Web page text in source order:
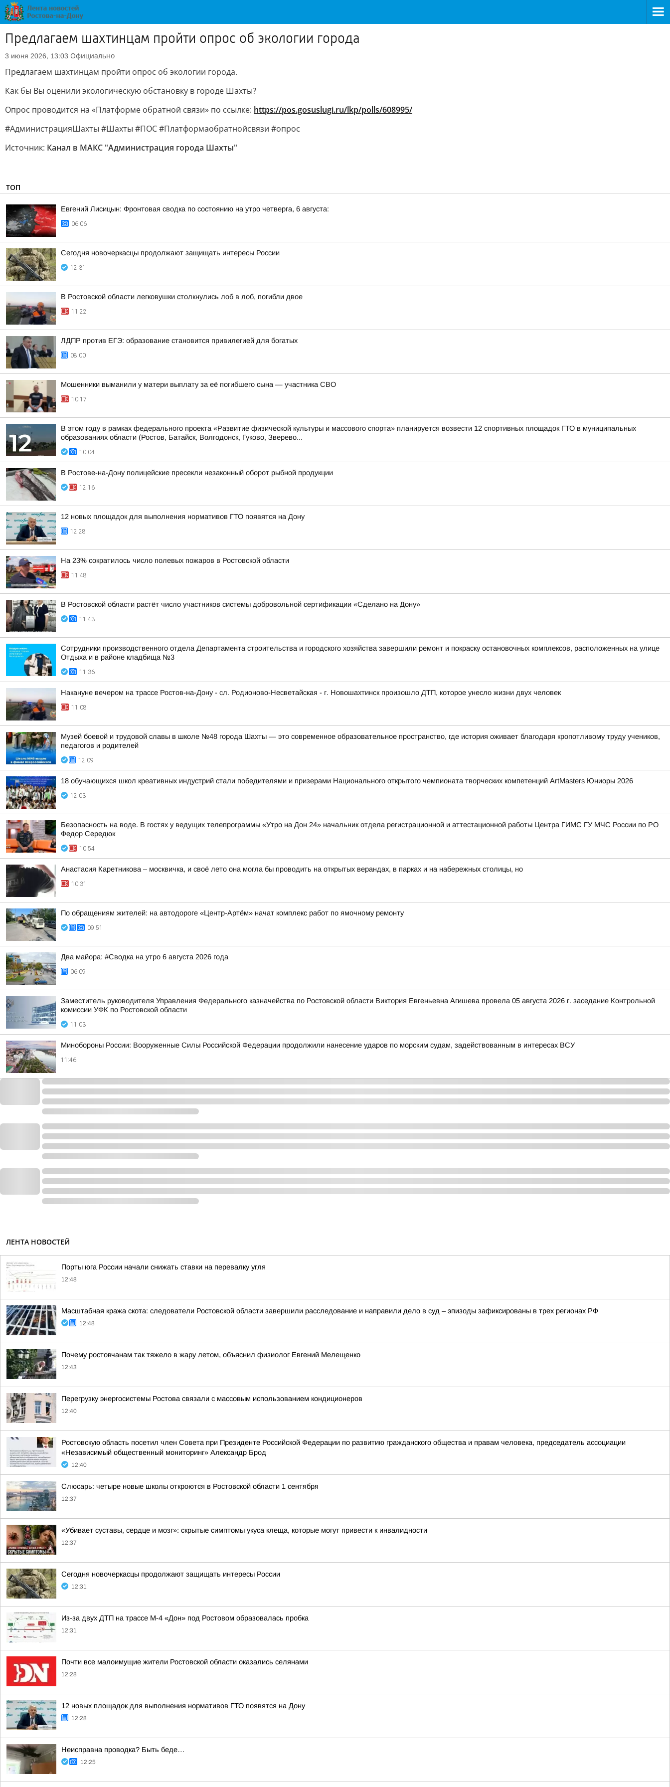
Предлагаем шахтинцам пройти опрос об экологии города
3 июня 2026, 13:03 Официально
Предлагаем шахтинцам пройти опрос об экологии города.
Как бы Вы оценили экологическую обстановку в городе Шахты?
Опрос проводится на «Платформе обратной связи» по ссылке: https://pos.gosuslugi.ru/lkp/polls/608995/
#АдминистрацияШахты #Шахты #ПОС #Платформаобратнойсвязи #опрос
Источник: Канал в МАКС "Администрация города Шахты"
ТОП
Евгений Лисицын: Фронтовая сводка по состоянию на утро четверга, 6 августа:
06:06
Сегодня новочеркасцы продолжают защищать интересы России
12:31
В Ростовской области легковушки столкнулись лоб в лоб, погибли двое
11:22
ЛДПР против ЕГЭ: образование становится привилегией для богатых
08:00
Мошенники выманили у матери выплату за её погибшего сына — участника СВО
10:17
В этом году в рамках федерального проекта «Развитие физической культуры и массового спорта» планируется возвести 12 спортивных площадок ГТО в муниципальных
образованиях области (Ростов, Батайск, Волгодонск, Гуково, Зверево...
10:04
В Ростове-на-Дону полицейские пресекли незаконный оборот рыбной продукции
12:16
12 новых площадок для выполнения нормативов ГТО появятся на Дону
12:28
На 23% сократилось число полевых пожаров в Ростовской области
11:48
В Ростовской области растёт число участников системы добровольной сертификации «Сделано на Дону»
11:43
Сотрудники производственного отдела Департамента строительства и городского хозяйства завершили ремонт и покраску остановочных комплексов, расположенных на улице
Отдыха и в районе кладбища №3
11:36
Накануне вечером на трассе Ростов-на-Дону - сл. Родионово-Несветайская - г. Новошахтинск произошло ДТП, которое унесло жизни двух человек
11:08
Музей боевой и трудовой славы в школе №48 города Шахты — это современное образовательное пространство, где история оживает благодаря кропотливому труду учеников,
педагогов и родителей
12:09
18 обучающихся школ креативных индустрий стали победителями и призерами Национального открытого чемпионата творческих компетенций ArtMasters Юниоры 2026
12:03
Безопасность на воде. В гостях у ведущих телепрограммы «Утро на Дон 24» начальник отдела регистрационной и аттестационной работы Центра ГИМС ГУ МЧС России по РО
Федор Середюк
10:54
Анастасия Каретникова – москвичка, и своё лето она могла бы проводить на открытых верандах, в парках и на набережных столицы, но
10:31
По обращениям жителей: на автодороге «Центр-Артём» начат комплекс работ по ямочному ремонту
09:51
Два майора: #Сводка на утро 6 августа 2026 года
06:09
Заместитель руководителя Управления Федерального казначейства по Ростовской области Виктория Евгеньевна Агишева провела 05 августа 2026 г. заседание Контрольной
комиссии УФК по Ростовской области
11:03
Минобороны России: Вооруженные Силы Российской Федерации продолжили нанесение ударов по морским судам, задействованным в интересах ВСУ
11:46
ЛЕНТА НОВОСТЕЙ
Порты юга России начали снижать ставки на перевалку угля
12:48
Масштабная кража скота: следователи Ростовской области завершили расследование и направили дело в суд – эпизоды зафиксированы в трех регионах РФ
12:48
Почему ростовчанам так тяжело в жару летом, объяснил физиолог Евгений Мелещенко
12:43
Перегрузку энергосистемы Ростова связали с массовым использованием кондиционеров
12:40
Ростовскую область посетил член Совета при Президенте Российской Федерации по развитию гражданского общества и правам человека, председатель ассоциации
«Независимый общественный мониторинг» Александр Брод
12:40
Слюсарь: четыре новые школы откроются в Ростовской области 1 сентября
12:37
«Убивает суставы, сердце и мозг»: скрытые симптомы укуса клеща, которые могут привести к инвалидности
12:37
Сегодня новочеркасцы продолжают защищать интересы России
12:31
Из-за двух ДТП на трассе М-4 «Дон» под Ростовом образовалась пробка
12:31
Почти все малоимущие жители Ростовской области оказались селянами
12:28
12 новых площадок для выполнения нормативов ГТО появятся на Дону
12:28
Неисправна проводка? Быть беде…
12:25